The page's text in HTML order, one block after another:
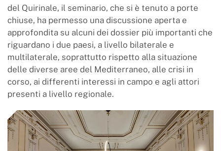
del Quirinale, il seminario, che si è tenuto a porte
chiuse, ha permesso una discussione aperta e
approfondita su alcuni dei dossier più importanti che
riguardano i due paesi, a livello bilaterale e
multilaterale, soprattutto rispetto alla situazione
delle diverse aree del Mediterraneo, alle crisi in
corso, ai differenti interessi in campo e agli attori
presenti a livello regionale.